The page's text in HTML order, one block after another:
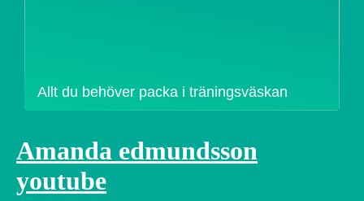
Allt du behöver packa i träningsväskan
Amanda edmundsson
youtube